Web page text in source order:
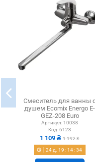
Смеситель для ванны с
душем Ecomix Energo E-
GEZ-208 Euro
переключатель
Артикул: 10038
Код:6123
1 109 ₴ 1 192 ₴
24д. 19 : 14:34